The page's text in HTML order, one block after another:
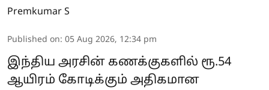
Premkumar S
Published on: 05 Aug 2026, 12:34 pm
இந்திய அரசின் கணக்குகளில் ரூ.54
ஆயிரம் கோடிக்கும் அதிகமான